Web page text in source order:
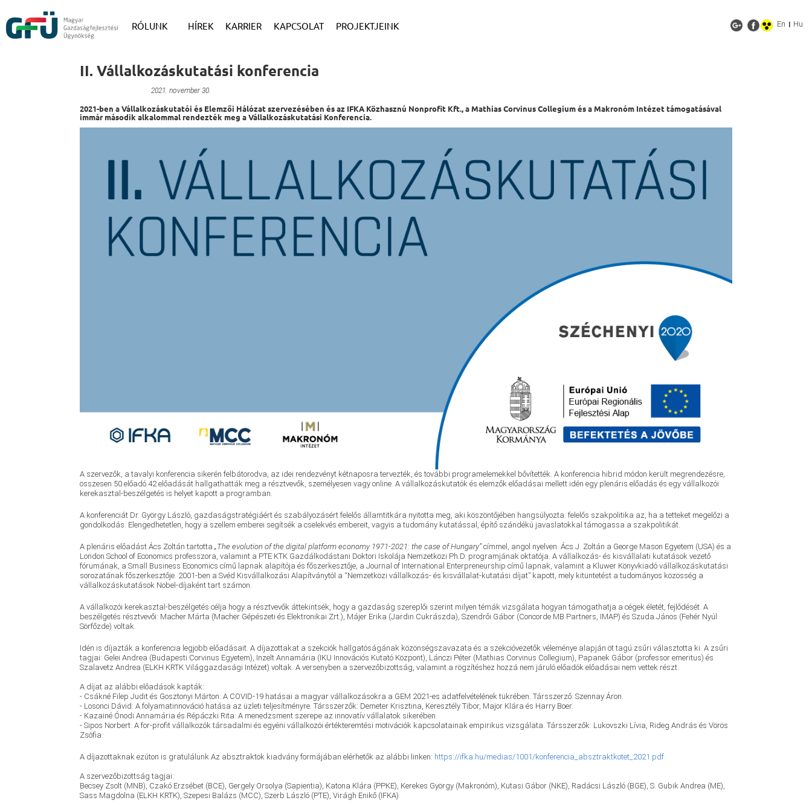
RÓLUNK HÍREK KARRIER KAPCSOLAT PROJEKTJEINK En | Hu
II. Vállalkozáskutatási konferencia
2021. november 30.
2021-ben a Vállalkozáskutatói és Elemzői Hálózat szervezésében és az IFKA Közhasznú Nonprofit Kft., a Mathias Corvinus Collegium és a Makronóm Intézet támogatásával
immár második alkalommal rendezték meg a Vállalkozáskutatási Konferencia.
A szervezők, a tavalyi konferencia sikerén felbátorodva, az idei rendezvényt kétnaposra tervezték, és további programelemekkel bővítették. A konferencia hibrid módon került megrendezésre,
összesen 50 előadó 42 előadását hallgathatták meg a résztvevők, személyesen vagy online. A vállalkozáskutatók és elemzők előadásai mellett idén egy plenáris előadás és egy vállalkozói
kerekasztal-beszélgetés is helyet kapott a programban.
A konferenciát Dr. György László, gazdaságstratégiáért és szabályozásért felelős államtitkára nyitotta meg, aki köszöntőjében hangsúlyozta: felelős szakpolitika az, ha a tetteket megelőzi a
gondolkodás. Elengedhetetlen, hogy a szellem emberei segítsék a cselekvés embereit, vagyis a tudomány kutatással, építő szándékú javaslatokkal támogassa a szakpolitikát.
A plenáris előadást Ács Zoltán tartotta „The evolution of the digital platform economy 1971-2021: the case of Hungary”címmel, angol nyelven. Ács J. Zoltán a George Mason Egyetem (USA) és a
London School of Economics professzora, valamint a PTE KTK Gazdálkodástani Doktori Iskolája Nemzetközi Ph.D. programjának oktatója. A vállalkozás- és kisvállalati kutatások vezető
fórumának, a Small Business Economics című lapnak alapítója és főszerkesztője, a Journal of International Enterpreneurship című lapnak, valamint a Kluwer Könyvkiadó vállalkozáskutatási
sorozatának főszerkesztője. 2001-ben a Svéd Kisvállalkozási Alapítványtól a “Nemzetközi vállalkozás- és kisvállalat-kutatási díjat” kapott, mely kitüntetést a tudományos közösség a
vállalkozáskutatások Nobel-díjaként tart számon.
A vállalkozói kerekasztal-beszélgetés célja hogy a résztvevők áttekintsék, hogy a gazdaság szereplői szerint milyen témák vizsgálata hogyan támogathatja a cégek életét, fejlődését. A
beszélgetés résztvevői: Macher Márta (Macher Gépészeti és Elektronikai Zrt.), Májer Erika (Jardin Cukrászda), Szendrői Gábor (Concorde MB Partners, IMAP) és Szuda János (Fehér Nyúl
Sörfőzde) voltak.
Idén is díjazták a konferencia legjobb előadásait. A díjazottakat a szekciók hallgatóságának közönségszavazata és a szekcióvezetők véleménye alapján öt tagú zsűri választotta ki. A zsűri
tagjai: Gelei Andrea (Budapesti Corvinus Egyetem), Inzelt Annamária (IKU Innovációs Kutató Központ), Lánczi Péter (Mathias Corvinus Collegium), Papanek Gábor (professor emeritus) és
Szalavetz Andrea (ELKH KRTK Világgazdasági Intézet) voltak. A versenyben a szervezőbizottság, valamint a rögzítéshez hozzá nem járuló előadók előadásai nem vettek részt.
A díjat az alábbi előadások kapták:
- Csákné Filep Judit és Gosztonyi Márton: A COVID-19 hatásai a magyar vállalkozásokra a GEM 2021-es adatfelvételének tükrében. Társszerző: Szennay Áron.
- Losonci Dávid: A folyamatinnováció hatása az üzleti teljesítményre. Társszerzők: Demeter Krisztina, Keresztély Tibor, Major Klára és Harry Boer.
- Kazainé Ónodi Annamária és Répáczki Rita: A menedzsment szerepe az innovatív vállalatok sikerében.
- Sipos Norbert: A for-profit vállalkozók társadalmi és egyéni vállalkozói értékteremtési motivációk kapcsolatainak empirikus vizsgálata. Társszerzők: Lukovszki Lívia, Rideg András és Vörös
Zsófia.
A díjazottaknak ezúton is gratulálunk Az absztraktok kiadvány formájában elérhetők az alábbi linken: https://ifka.hu/medias/1001/konferencia_absztraktkotet_2021.pdf
A szervezőbizottság tagjai:
Becsey Zsolt (MNB), Czakó Erzsébet (BCE), Gergely Orsolya (Sapientia), Katona Klára (PPKE), Kerekes György (Makronóm), Kutasi Gábor (NKE), Radácsi László (BGE), S. Gubik Andrea (ME),
Sass Magdolna (ELKH KRTK), Szepesi Balázs (MCC), Szerb László (PTE), Virágh Enikő (IFKA)